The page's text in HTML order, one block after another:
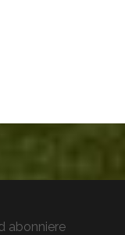
abonniere